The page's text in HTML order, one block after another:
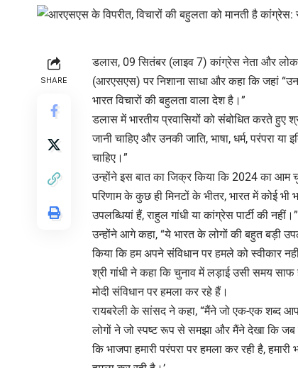
SHARE
डलास, 09 सितंबर (लाइव 7) कांग्रेस नेता और
(आरएसएस) पर निशाना साधा और कहा कि जहां
भारत विचारों की बहुलता वाला देश है।”
डलास में भारतीय प्रवासियों को संबोधित करते हुए
जानी चाहिए और उनकी जाति, भाषा, धर्म, परंपरा
चाहिए।”
उन्होंने इस बात का जिक्र किया कि 2024 का आम
परिणाम के कुछ ही मिनटों के भीतर, भारत में कोई
उपलब्धियां हैं, राहुल गांधी या कांग्रेस पार्टी की नहीं।”
उन्होंने आगे कहा, “ये भारत के लोगों की बहुत बड़ी
किया कि हम अपने संविधान पर हमले को स्वीकार
श्री गांधी ने कहा कि चुनाव में लड़ाई उसी समय
मोदी संविधान पर हमला कर रहे हैं।
रायबरेली के सांसद ने कहा, “मैंने जो एक-एक शब्द
लोगों ने जो स्पष्ट रूप से समझा और मैंने देखा कि जब
कि भाजपा हमारी परंपरा पर हमला कर रही है,